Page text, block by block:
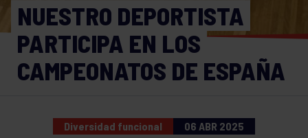
NUESTRO DEPORTISTA
PARTICIPA EN LOS
CAMPEONATOS DE ESPAÑA
Diversidad funcional 06 ABR 2025